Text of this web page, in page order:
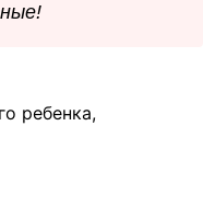
ребенка,